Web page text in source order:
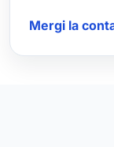
Mergi la